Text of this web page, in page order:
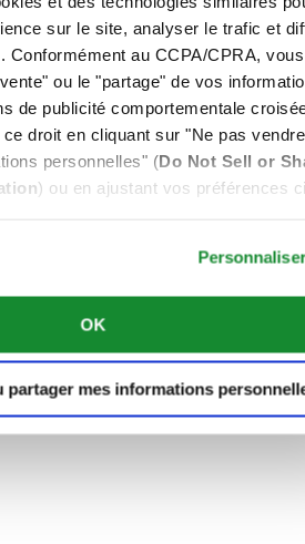
sur le site, analyser le trafic et
Conformément au CCPA/CPRA,
ou le "partage" de vos
de publicité comportementale
droit en cliquant sur "Ne pas
personnelles" (Do Not Sell or
) ou en ajustant vos préférences
OK
partager mes informations